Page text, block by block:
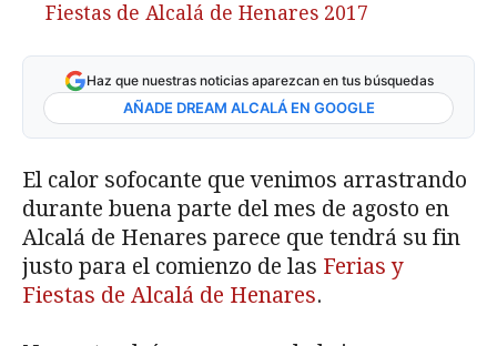
Fiestas de Alcalá de Henares 2017
Haz que nuestras noticias aparezcan en tus búsquedas
AÑADE DREAM ALCALÁ EN GOOGLE
El calor sofocante que venimos arrastrando
durante buena parte del mes de agosto en
Alcalá de Henares parece que tendrá su fin
justo para el comienzo de las Ferias y
Fiestas de Alcalá de Henares.